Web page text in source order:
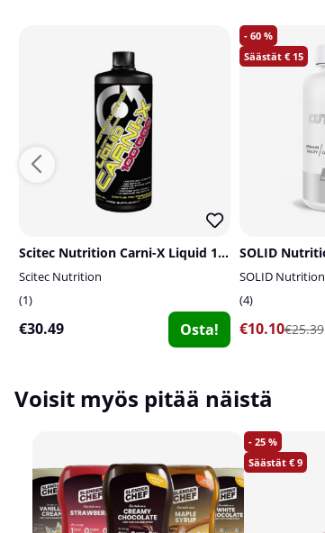
Scitec Nutrition Carni-X Liquid 100 000, 500ml
Scitec Nutrition
1
€30.49 Osta!
60
15
SOLID Nutrition
4
€10.10€25.39
Voisit myös pitää näistä
25
9